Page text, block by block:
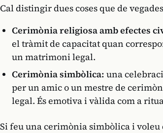
Cal distingir dues coses que de
Cerimònia religiosa amb efectes
el tràmit de capacitat quan
un matrimoni legal.
Cerimònia simbòlica: una
per un amic o un mestre de
legal. És emotiva i vàlida com a
Si feu una cerimònia simbòlica i